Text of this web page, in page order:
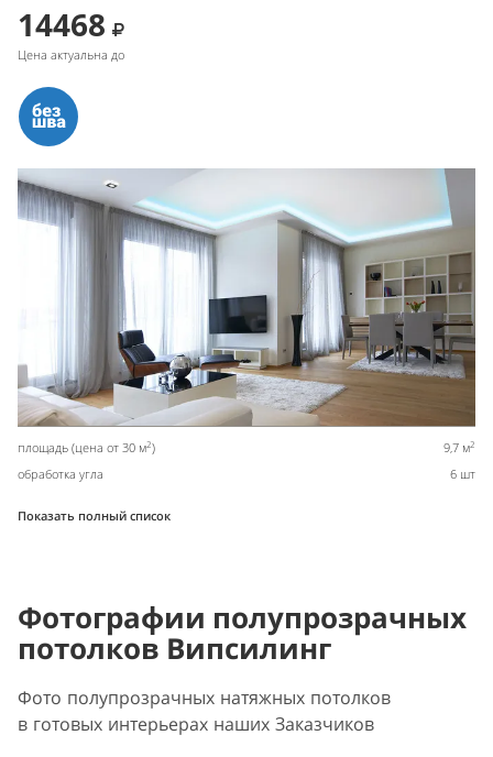
14468
Цена актуальна до
площадь (цена от 30 м2) 9,7 м2
обработка угла 6 шт
Показать полный список
Фотографии полупрозрачных
потолков Випсилинг
Фото полупрозрачных натяжных потолков
в готовых интерьерах наших Заказчиков